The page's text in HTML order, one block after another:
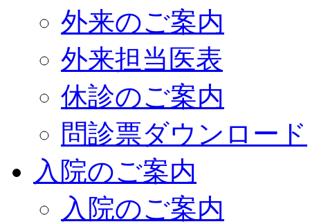
外来のご案内
外来担当医表
休診のご案内
問診票ダウンロード
入院のご案内
入院のご案内